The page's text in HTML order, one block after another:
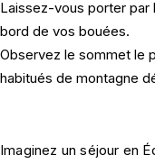
Laissez-vous porter par
bord de vos bouées.
Observez le sommet le
habitués de montagne
Imaginez un séjour en